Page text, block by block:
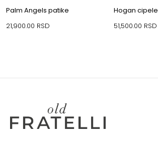
Palm Angels patike
21,900.00 RSD
Hogan cipele
51,500.00 RSD